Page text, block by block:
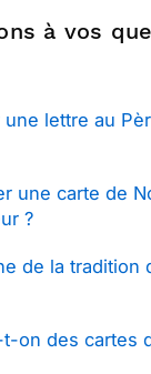
à vos
lettre au
une carte de
?
de la tradition
on des cartes